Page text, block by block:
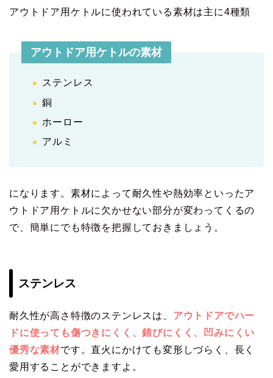
アウトドア用ケトルに使われている素材は主に4種類
アウトドア用ケトルの素材
ステンレス
銅
ホーロー
アルミ
になります。素材によって耐久性や熱効率といったア
ウトドア用ケトルに欠かせない部分が変わってくるの
で、簡単にでも特徴を把握しておきましょう。
ステンレス
耐久性が高さ特徴のステンレスは、 アウトドアでハー
ドに使っても傷つきにくく、錆びにくく、凹みにくい
優秀な素材です。直火にかけても変形しづらく、長く
愛用することができますよ。